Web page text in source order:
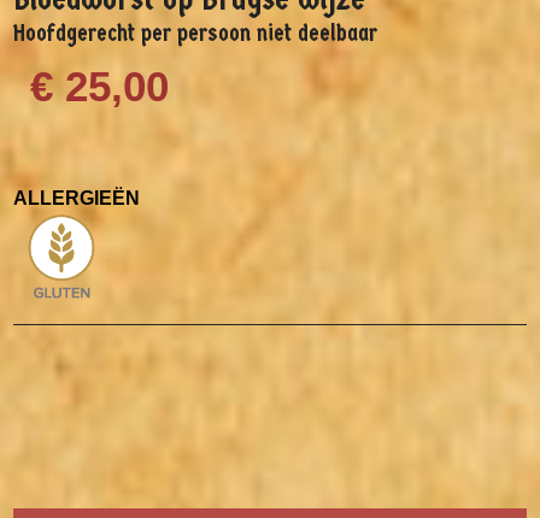
Hoofdgerecht per persoon niet deelbaar
€ 25,00
ALLERGIEËN